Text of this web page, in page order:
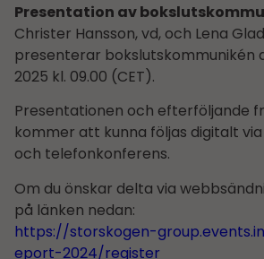
Presentation av
Christer Hansson, vd, och Lena
presenterar bokslutskommunikén
2025 kl. 09.00 (CET).
Presentationen och efterföljande
kommer att kunna följas digitalt
och telefonkonferens.
Om du önskar delta via
på länken nedan:
https://storskogen-
eport-2024/register